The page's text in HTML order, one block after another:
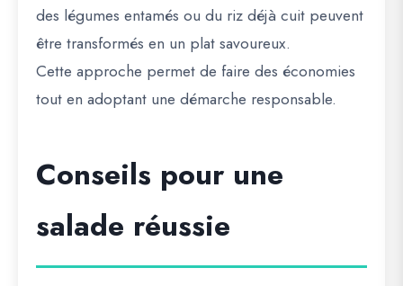
des légumes entamés ou du riz déjà cuit peuvent
être transformés en un plat savoureux.
Cette approche permet de faire des économies
tout en adoptant une démarche responsable.
Conseils pour une
salade réussie